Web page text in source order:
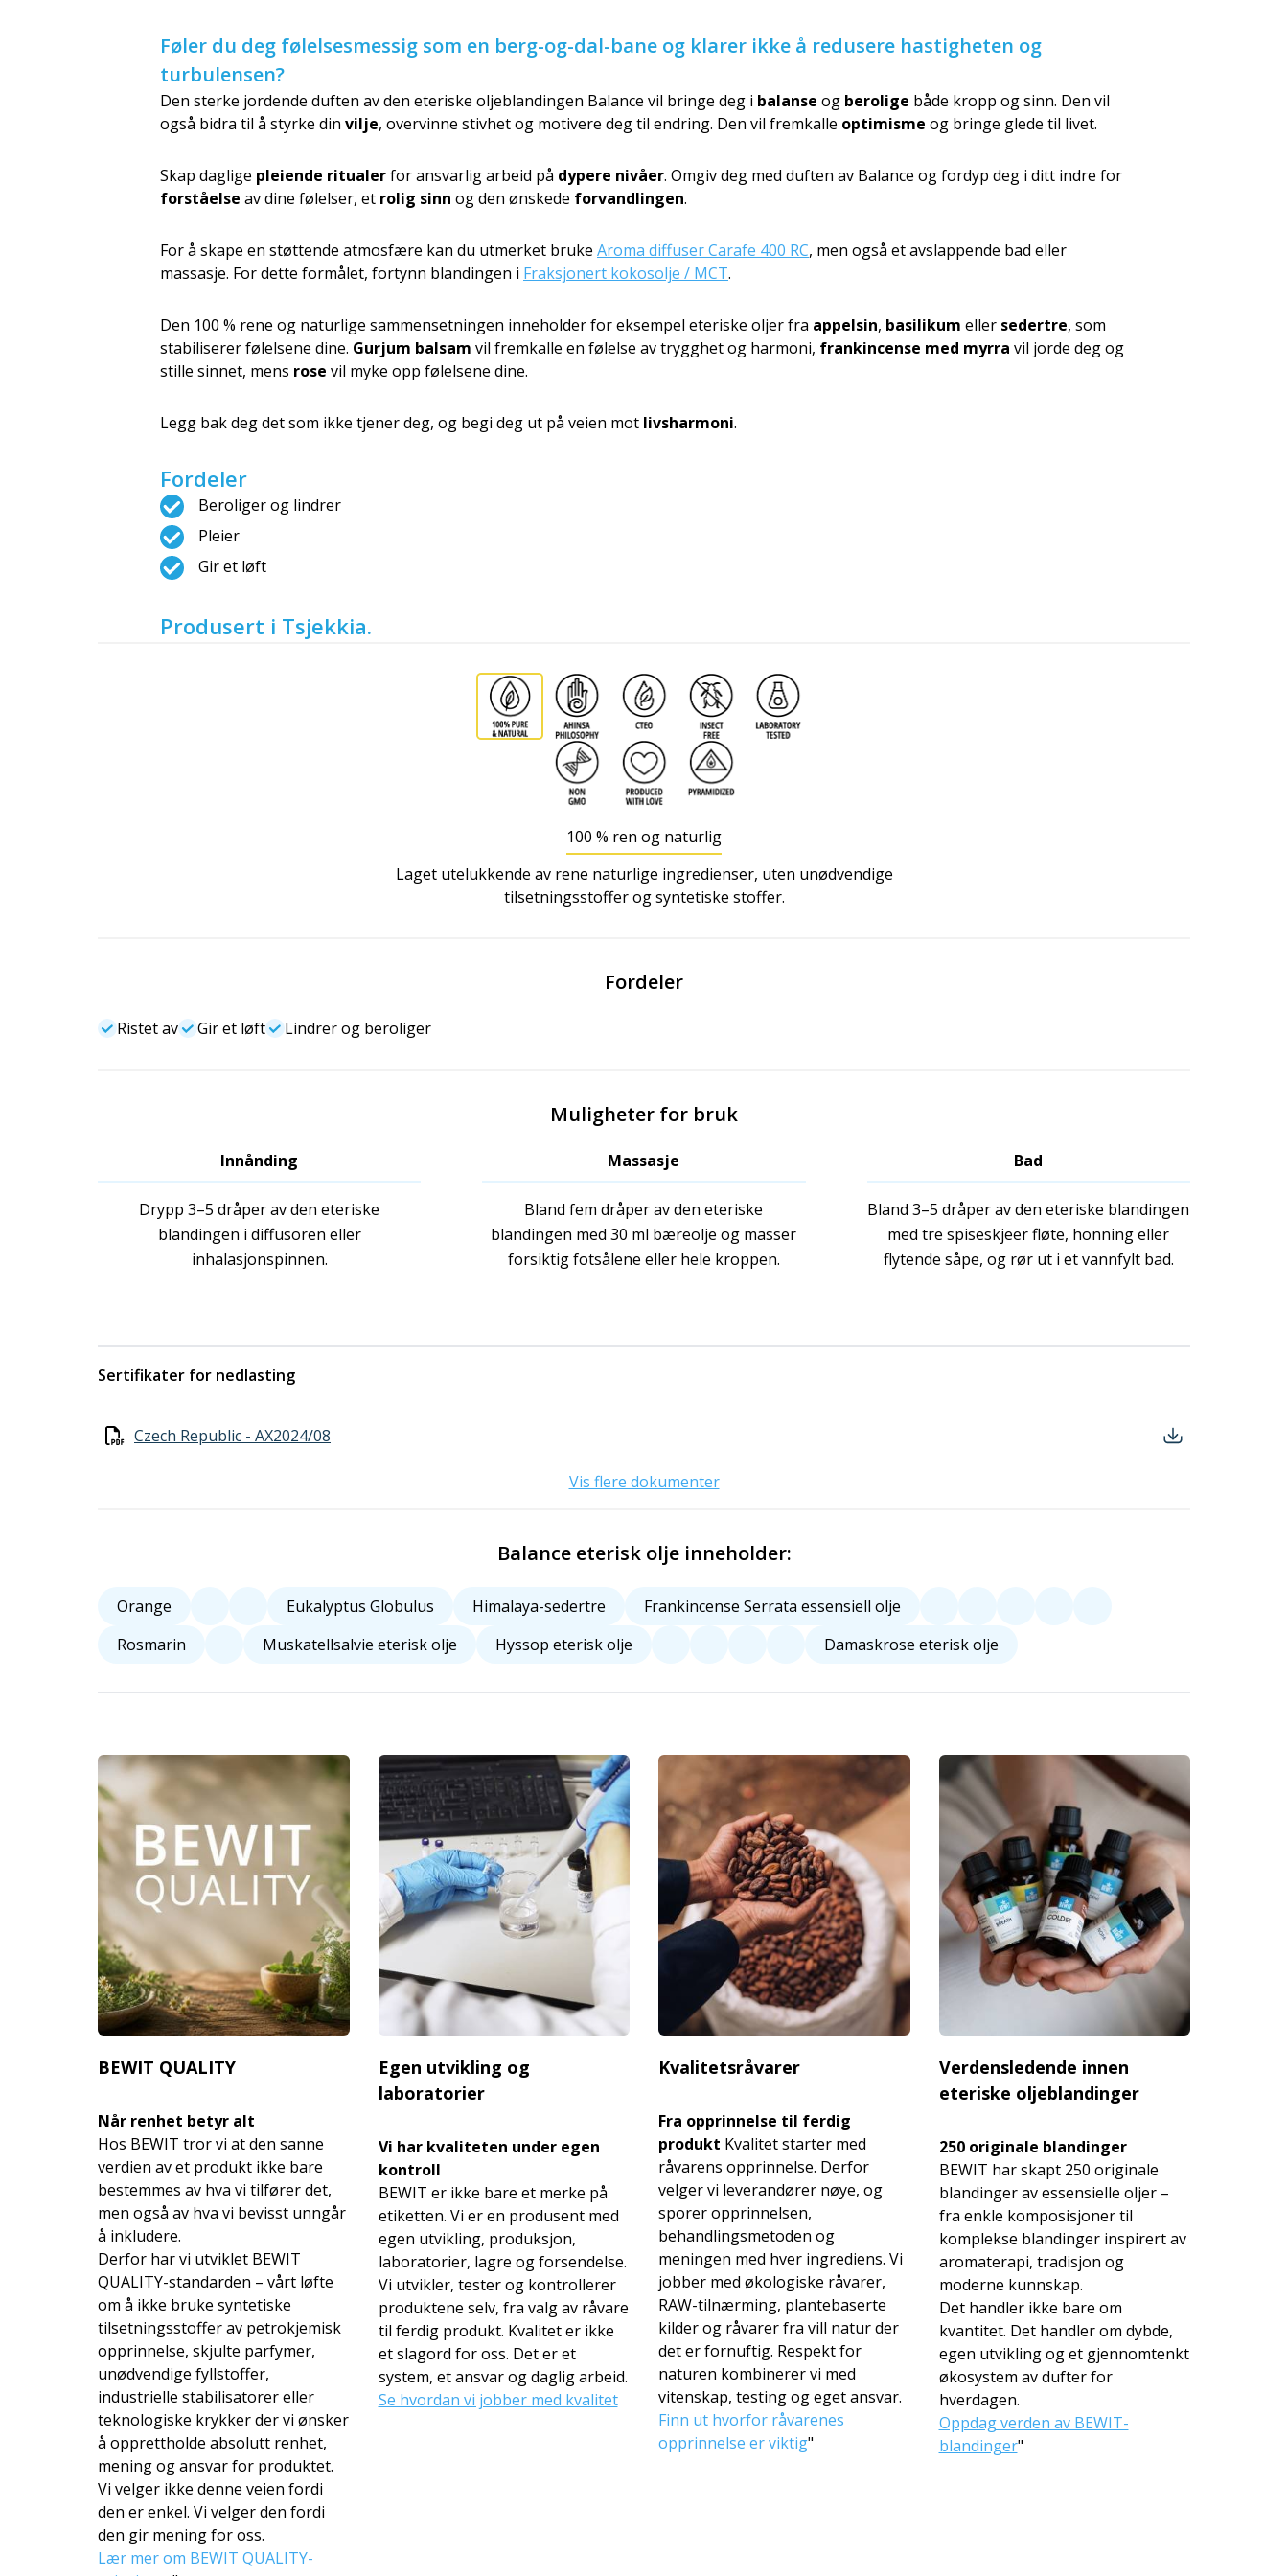
Føler du deg følelsesmessig som en berg-og-dal-bane og klarer ikke å redusere hastigheten og
turbulensen?
Den sterke jordende duften av den eteriske oljeblandingen Balance vil bringe deg i balanse og berolige både kropp og sinn. Den vil
også bidra til å styrke din vilje, overvinne stivhet og motivere deg til endring. Den vil fremkalle optimisme og bringe glede til livet.
Skap daglige pleiende ritualerfor ansvarlig arbeid på dypere nivåer. Omgiv deg med duften av Balance og fordyp deg i ditt indre for
forståelse av dine følelser, et rolig sinn og den ønskede forvandlingen.
For å skape en støttende atmosfære kan du utmerket bruke Aroma diffuser Carafe 400 RC, men også et avslappende bad eller
massasje. For dette formålet, fortynn blandingen i Fraksjonert kokosolje / MCT.
Den 100 % rene og naturlige sammensetningen inneholder for eksempel eteriske oljer fra appelsin, basilikum eller sedertre, som
stabiliserer følelsene dine. Gurjum balsam vil fremkalle en følelse av trygghet og harmoni, frankincense med myrra vil jorde deg og
stille sinnet, mens rose vil myke opp følelsene dine.
Legg bak deg det som ikke tjener deg, og begi deg ut på veien mot livsharmoni.
Fordeler
Beroliger og lindrer
Pleier
Gir et løft
Produsert i Tsjekkia.
100 % ren og naturlig
Laget utelukkende av rene naturlige ingredienser, uten unødvendige
tilsetningsstoffer og syntetiske stoffer.
Fordeler
Ristet av Gir et løft Lindrer og beroliger
Muligheter for bruk
Innånding
Drypp 3–5 dråper av den eteriske
blandingen i diffusoren eller
inhalasjonspinnen.
Massasje
Bland fem dråper av den eteriske
blandingen med 30 ml bæreolje og masser
forsiktig fotsålene eller hele kroppen.
Bad
Bland 3–5 dråper av den eteriske blandingen
med tre spiseskjeer fløte, honning eller
flytende såpe, og rør ut i et vannfylt bad.
Sertifikater for nedlasting
Czech Republic - AX2024/08
Vis flere dokumenter
Balance eterisk olje inneholder:
Orange Eukalyptus Globulus Himalaya-sedertre
Frankincense Serrata essensiell olje
Rosmarin
Muskatellsalvie eterisk olje Hyssop eterisk olje Damaskrose eterisk olje
BEWIT QUALITY
Når renhet betyr alt
Hos BEWIT tror vi at den sanne
verdien av et produkt ikke bare
bestemmes av hva vi tilfører det,
men også av hva vi bevisst unngår
å inkludere.
Derfor har vi utviklet BEWIT
QUALITY-standarden – vårt løfte
om å ikke bruke syntetiske
tilsetningsstoffer av petrokjemisk
opprinnelse, skjulte parfymer,
unødvendige fyllstoffer,
industrielle stabilisatorer eller
teknologiske krykker der vi ønsker
å opprettholde absolutt renhet,
mening og ansvar for produktet.
Vi velger ikke denne veien fordi
den er enkel. Vi velger den fordi
den gir mening for oss.
Lær mer om BEWIT QUALITY-
Egen utvikling og
laboratorier
Vi har kvaliteten under egen
kontroll
BEWIT er ikke bare et merke på
etiketten. Vi er en produsent med
egen utvikling, produksjon,
laboratorier, lagre og forsendelse.
Vi utvikler, tester og kontrollerer
produktene selv, fra valg av råvare
til ferdig produkt. Kvalitet er ikke
et slagord for oss. Det er et
system, et ansvar og daglig arbeid.
Se hvordan vi jobber med kvalitet
Kvalitetsråvarer
Fra opprinnelse til ferdig
produkt Kvalitet starter med
råvarens opprinnelse. Derfor
velger vi leverandører nøye, og
sporer opprinnelsen,
behandlingsmetoden og
meningen med hver ingrediens. Vi
jobber med økologiske råvarer,
RAW-tilnærming, plantebaserte
kilder og råvarer fra vill natur der
det er fornuftig. Respekt for
naturen kombinerer vi med
vitenskap, testing og eget ansvar.
Finn ut hvorfor råvarenes
opprinnelse er viktig"
Verdensledende innen
eteriske oljeblandinger
250 originale blandinger
BEWIT har skapt 250 originale
blandinger av essensielle oljer –
fra enkle komposisjoner til
komplekse blandinger inspirert av
aromaterapi, tradisjon og
moderne kunnskap.
Det handler ikke bare om
kvantitet. Det handler om dybde,
egen utvikling og et gjennomtenkt
økosystem av dufter for
hverdagen.
Oppdag verden av BEWIT-
blandinger"